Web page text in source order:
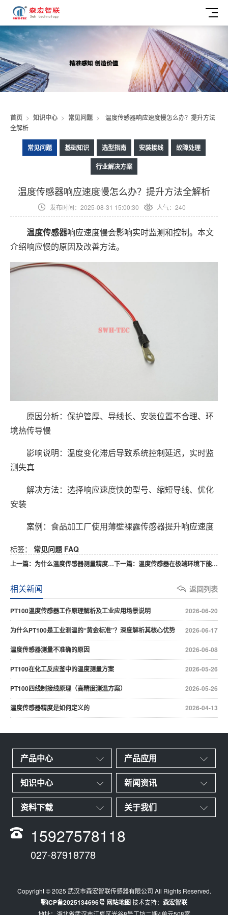
首页 > 知识中心 > 常见问题 >
温度传感器响应速度慢怎么办？提升方法
全解析
常见问题 基础知识 选型指南 安装接线 故障处理
行业解决方案
温度传感器响应速度慢怎么办？提升方法全解析
发布时间：2025-08-31 15:00:30 人气：240
温度传感器响应速度慢会影响实时监测和控制。本文
介绍响应慢的原因及改善方法。
原因分析：保护管厚、导线长、安装位置不合理、环
境热传导慢
影响说明：温度变化滞后导致系统控制延迟，实时监
测失真
解决方法：选择响应速度快的型号、缩短导线、优化
安装
案例：食品加工厂使用薄壁裸露传感器提升响应速度
标签： 常见问题 FAQ
上一篇：为什么温度传感器测量精度不稳定？原因与解决方法解析 下一篇：温度传感器在极端环境下能否使用？应用与防护指南
返回列表
相关新闻
2026-06-20
PT100温度传感器工作原理解析及工业应用场景说明
2026-06-17
为什么PT100是工业测温的“黄金标准”？深度解析其核心优势
2026-06-08
温度传感器测量不准确的原因
2026-05-26
PT100在化工反应釜中的温度测量方案
2026-05-26
PT100四线制接线原理（高精度测温方案）
2026-04-13
温度传感器精度是如何定义的
产品中心 产品应用
知识中心 新闻资讯
资料下载 关于我们
15927578118
027-87918778
Copyright © 2025 武汉市森宏智联传感器有限公司 All Rights Reserved.
鄂ICP备2025134696号 网站地图技术支持： 森宏智联